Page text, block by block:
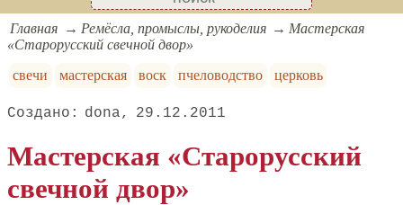
Главная Ремёсла, промыслы, рукоделия
Мастерская
«Старорусский свечной двор»
свечи
мастерская воск пчеловодство церковь
dona 29.12.2011
Мастерская «Старорусский
свечной двор»